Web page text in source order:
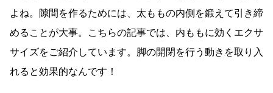
よね。隙間を作るためには、太ももの内側を鍛えて引き締
めることが大事。こちらの記事では、内ももに効くエクサ
サイズをご紹介しています。脚の開閉を行う動きを取り入
れると効果的なんです！